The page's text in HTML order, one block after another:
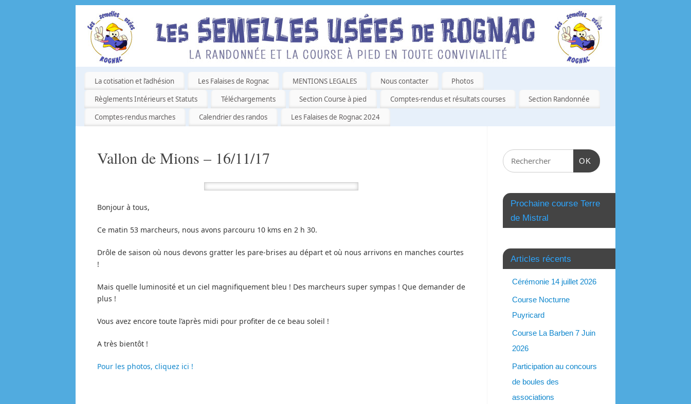
La cotisation et l’adhésion Les Falaises de Rognac MENTIONS LEGALES Nous contacter
Photos
Règlements Intérieurs et Statuts
Téléchargements Section Course à pied Comptes-rendus et résultats courses
Section Randonnée
Comptes-rendus marches
Calendrier des randos Les Falaises de Rognac 2024
Vallon de Mions – 16/11/17
Bonjour à tous,
Ce matin 53 marcheurs, nous avons parcouru 10 kms en 2 h 30.
Drôle de saison où nous devons gratter les pare-brises au départ et où nous arrivons en manches courtes
!
Mais quelle luminosité et un ciel magnifiquement bleu ! Des marcheurs super sympas ! Que demander de
plus !
Vous avez encore toute l’après midi pour profiter de ce beau soleil !
A très bientôt !
Pour les photos, cliquez ici !
OK
Prochaine course Terre
de Mistral
Articles récents
Cérémonie 14 juillet 2026
Course Nocturne
Puyricard
Course La Barben 7 Juin
2026
Participation au concours
de boules des
associations